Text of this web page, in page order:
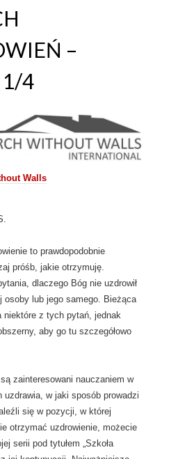
–
1/4
Walls
to prawdopodobnie
próśb, jakie otrzymuję.
dlaczego Bóg nie uzdrowił
osoby lub jego samego. Bieżąca
niektóre z tych pytań, jednak
aby go tu szczegółowo
zainteresowani nauczaniem w
uzdrawia, w jaki sposób prowadzi
się w pozycji, w której
otrzymać uzdrowienie, możecie
serii pod tytułem „Szkoła